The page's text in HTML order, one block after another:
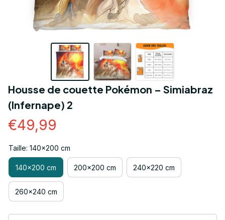
Housse de couette Pokémon – Simiabraz
(Infernape) 2
€49,99
Taille: 140x200 cm
140x200 cm 200x200 cm 240x220 cm
260x240 cm